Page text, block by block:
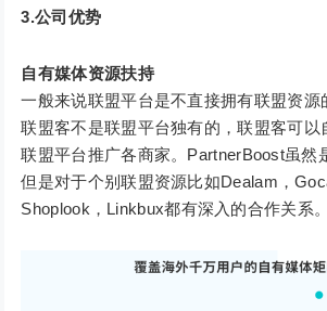
3.公司优势
自有媒体资源扶持
一般来说联盟平台是不直接拥有联盟资源
联盟客不是联盟平台独有的，联盟客可以
联盟平台推广各商家。PartnerBoost虽然
但是对于个别联盟资源比如Dealam，
Shoplook，Linkbux都有深入的合作关系。